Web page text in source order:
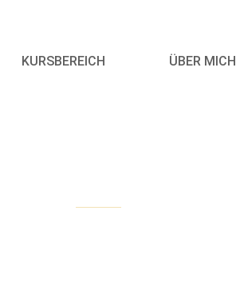
KURSBEREICH ÜBER MICH